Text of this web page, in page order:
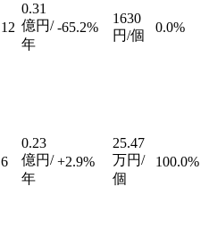
12
0.31
億円/
年
-65.2%
1630
円/個
0.0%
6
0.23
億円/
年
+2.9%
25.47
万円/
個
100.0%